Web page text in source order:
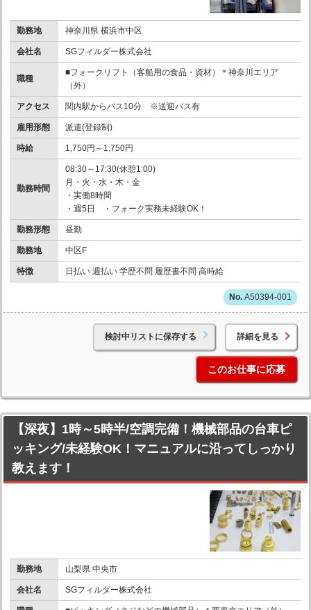
勤務地 神奈川県 横浜市中区
会社名 SGフィルダー株式会社
職種
■フォークリフト（客船用の食品・資材）＊神奈川エリア
（外）
アクセス 関内駅からバス10分 ※送迎バス有
雇用形態 派遣(登録制)
時給 1,750円～1,750円
勤務時間
08:30～17:30(休憩1:00)
月・火・水・木・金
・実働8時間
・週5日 ・フォーク実務未経験OK！
勤務形態 昼勤
勤務地 中区F
特徴 日払い 週払い 学歴不問 履歴書不問 高時給
A50394-001
検討中リストに保存する 詳細を見る
このお仕事に応募
【深夜】1時～5時半/空調完備！機械部品の台車ピ
ッキング/未経験OK！マニュアルに沿ってしっかり
教えます！
勤務地 山梨県 中央市
会社名 SGフィルダー株式会社